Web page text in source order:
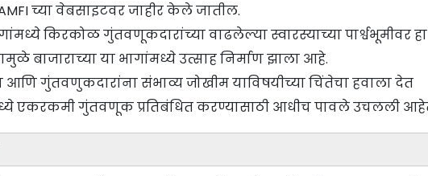
च्या वेबसाइटवर जाहीर केले जातील.
किरकोळ गुंतवणूकदारांच्या वाढलेल्या स्वारस्याच्या पार्श्वभूमीवर हा
बाजाराच्या या भागांमध्ये उत्साह निर्माण झाला आहे.
गुंतवणुकदारांना संभाव्य जोखीम याविषयीच्या चिंतेचा हवाला देत
एकरकमी गुंतवणूक प्रतिबंधित करण्यासाठी आधीच पावले उचलली